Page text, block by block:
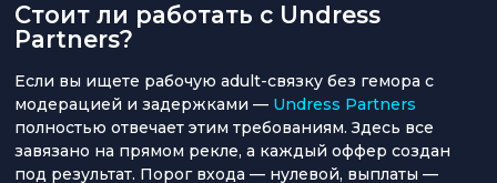
Стоит ли работать с Undress
Partners?
Если вы ищете рабочую adult-связку без гемора с
модерацией и задержками — Undress Partners
полностью отвечает этим требованиям. Здесь все
завязано на прямом рекле, а каждый оффер создан
под результат. Порог входа — нулевой, выплаты —